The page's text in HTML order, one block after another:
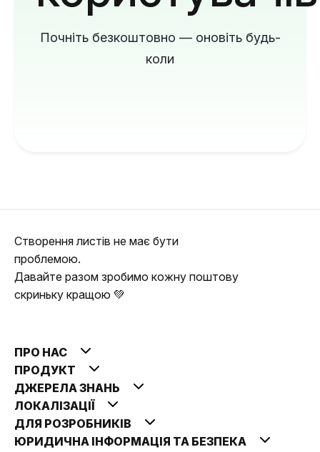
Почніть безкоштовно — оновіть будь-
коли
Створення листів не має бути
проблемою.
Давайте разом зробимо кожну поштову
скриньку кращою 💚
ПРО НАС
ПРОДУКТ
ДЖЕРЕЛА ЗНАНЬ
ЛОКАЛІЗАЦІЇ
ДЛЯ РОЗРОБНИКІВ
ЮРИДИЧНА ІНФОРМАЦІЯ ТА БЕЗПЕКА